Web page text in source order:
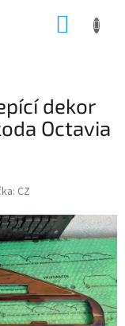
dekor
Octavia
CZ